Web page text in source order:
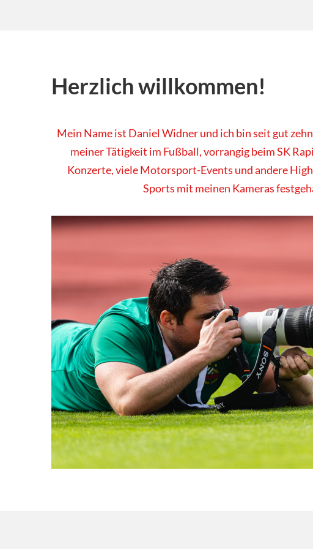
Herzlich willkommen!
Mein Name ist Daniel Widner und ich bin seit gut
meiner Tätigkeit im Fußball, vorrangig beim SK
Konzerte, viele Motorsport-Events und andere
Sports mit meinen Kameras